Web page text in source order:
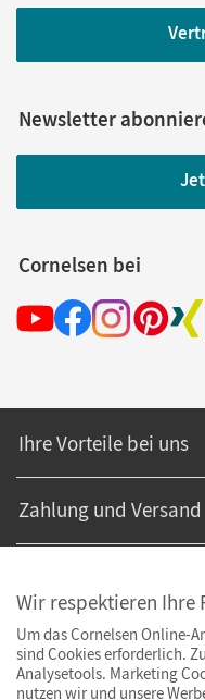
Newsletter
Cornelsen bei
Ihre Vorteile bei uns
Zahlung und Versand
Wir respektieren Ihre
Um das Cornelsen Online-
sind Cookies erforderlich.
Analysetools. Marketing
nutzen wir und unsere